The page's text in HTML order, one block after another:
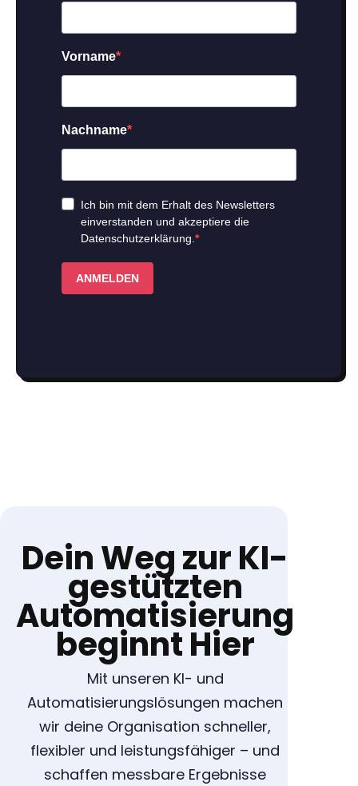
Dein Weg zur KI-
gestützten
Automatisierung
beginnt Hier
Mit unseren KI- und
Automatisierungslösungen machen
wir deine Organisation schneller,
flexibler und leistungsfähiger – und
schaffen messbare Ergebnisse